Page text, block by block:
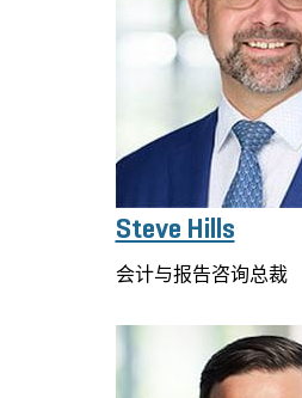
Steve Hills
会计与报告咨询总裁